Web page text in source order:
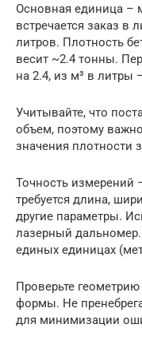
Основная единица –
встречается заказ в
литров. Плотность
весит ~2.4 тонны.
на 2.4, из м³ в литры
Учитывайте, что
объем, поэтому
значения плотности
Точность измерений
требуется длина,
другие параметры.
лазерный
единых единицах
Проверьте
формы. Не
для минимизации